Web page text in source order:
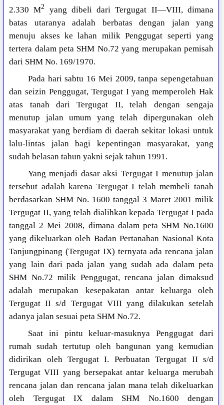
2.330 M2
yang dibeli dari Tergugat II—VIII, dimana
batas utaranya adalah berbatas dengan jalan yang
menuju akses ke lahan milik Penggugat seperti yang
tertera dalam peta SHM No.72 yang merupakan pemisah
dari SHM No. 169/1970.
Pada hari sabtu 16 Mei 2009, tanpa sepengetahuan
dan seizin Penggugat, Tergugat I yang memperoleh Hak
atas tanah dari Tergugat II, telah dengan sengaja
menutup jalan umum yang telah dipergunakan oleh
masyarakat yang berdiam di daerah sekitar lokasi untuk
lalu-lintas jalan bagi kepentingan masyarakat, yang
sudah belasan tahun yakni sejak tahun 1991.
Yang menjadi dasar aksi Tergugat I menutup jalan
tersebut adalah karena Tergugat I telah membeli tanah
berdasarkan SHM No. 1600 tanggal 3 Maret 2001 milik
Tergugat II, yang telah dialihkan kepada Tergugat I pada
tanggal 2 Mei 2008, dimana dalam peta SHM No.1600
yang dikeluarkan oleh Badan Pertanahan Nasional Kota
Tanjungpinang (Tergugat IX) ternyata ada rencana jalan
yang lain dari pada jalan yang sudah ada dalam peta
SHM No.72 milik Penggugat, rencana jalan dimaksud
adalah merupakan kesepakatan antar keluarga oleh
Tergugat II s/d Tergugat VIII yang dilakukan setelah
adanya jalan sesuai peta SHM No.72.
Saat ini pintu keluar-masuknya Penggugat dari
rumah sudah tertutup oleh bangunan yang kemudian
didirikan oleh Tergugat I. Perbuatan Tergugat II s/d
Tergugat VIII yang bersepakat antar keluarga merubah
rencana jalan dan rencana jalan mana telah dikeluarkan
oleh Tergugat IX dalam SHM No.1600 dengan